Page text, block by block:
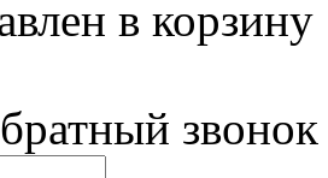
в корзину
звонок